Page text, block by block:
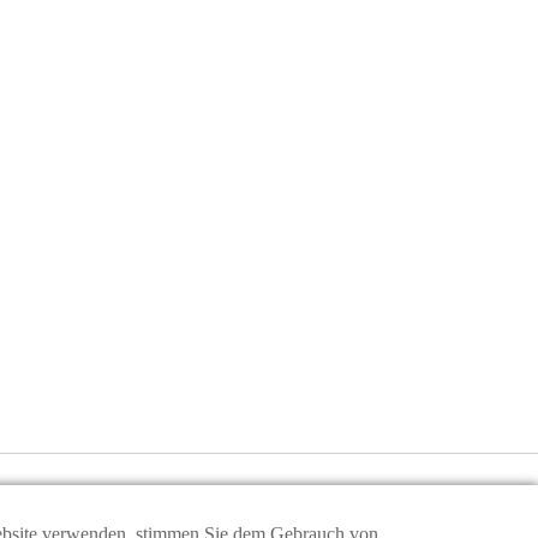
verwenden, stimmen Sie dem Gebrauch von